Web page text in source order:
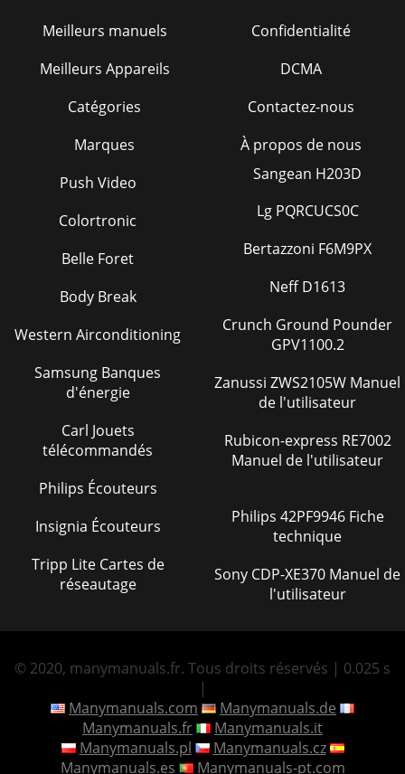
Meilleurs manuels
Meilleurs Appareils
Catégories
Marques
Confidentialité
DCMA
Contactez-nous
À propos de nous
Push Video
Colortronic
Belle Foret
Body Break
Western Airconditioning
Samsung Banques
d'énergie
Carl Jouets
télécommandés
Philips Écouteurs
Insignia Écouteurs
Tripp Lite Cartes de
réseautage
Sangean H203D
Lg PQRCUCS0C
Bertazzoni F6M9PX
Neff D1613
Crunch Ground Pounder
GPV1100.2
Zanussi ZWS2105W Manuel
de l'utilisateur
Rubicon-express RE7002
Manuel de l'utilisateur
Philips 42PF9946 Fiche
technique
Sony CDP-XE370 Manuel de
l'utilisateur
© 2020, manymanuals.fr. Tous droits réservés | 0.025 s
|
Manymanuals.com
Manymanuals.de
Manymanuals.fr
Manymanuals.it
Manymanuals.pl
Manymanuals.cz
Manymanuals.es
Manymanuals-pt.com